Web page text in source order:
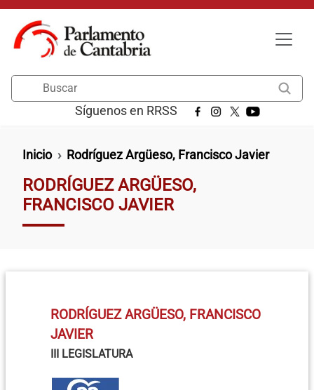
Pasar al contenido principal
Síguenos en RRSS
Ruta de navegación
Inicio Rodríguez Argüeso, Francisco Javier
RODRÍGUEZ ARGÜESO,
FRANCISCO JAVIER
RODRÍGUEZ ARGÜESO, FRANCISCO
JAVIER
III LEGISLATURA